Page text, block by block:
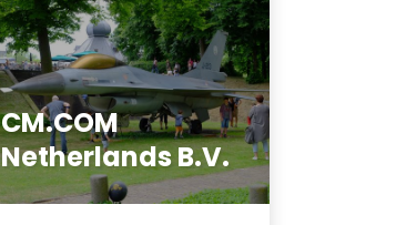
CM.COM
Netherlands B.V.